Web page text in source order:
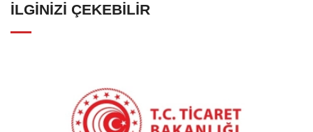
İLGINIZI ÇEKEBILIR